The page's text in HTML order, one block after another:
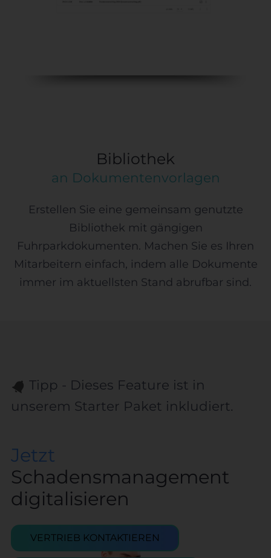
Bibliothek
an Dokumentenvorlagen
Erstellen Sie eine gemeinsam genutzte
Bibliothek mit gängigen
Fuhrparkdokumenten. Machen Sie es Ihren
Mitarbeitern einfach, indem alle Dokumente
immer im aktuellsten Stand abrufbar sind.
Tipp - Dieses Feature ist in
unserem Starter Paket inkludiert.
Jetzt
Schadensmanagement
digitalisieren
VERTRIEB KONTAKTIEREN